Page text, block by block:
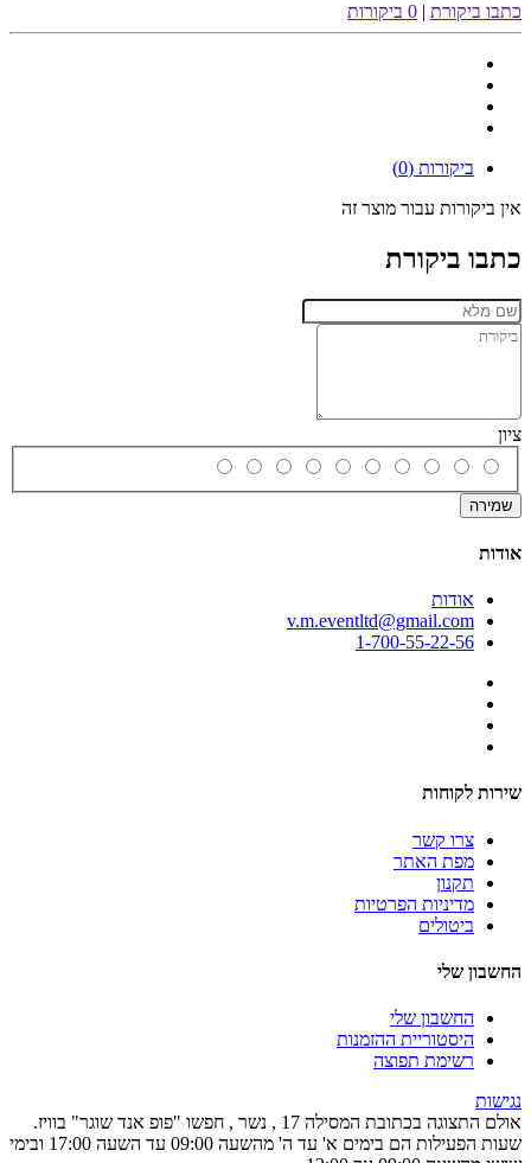
כתבו ביקורת | 0 ביקורות
ביקורות (0)
אין ביקורות עבור מוצר זה
כתבו ביקורת
ציון
שמירה
אודות
אודות
v.m.eventltd@gmail.com
1-700-55-22-56
שירות לקוחות
צרו קשר
מפת האתר
תקנון
מדיניות הפרטיות
ביטולים
החשבון שלי
החשבון שלי
היסטוריית ההזמנות
רשימת תפוצה
נגישות
אולם התצוגה בכתובת המסילה 17 , נשר , חפשו "פופ אנד שוגר" בוויז.
שעות הפעילות הם בימים א' עד ה' מהשעה 09:00 עד השעה 17:00 ובימי